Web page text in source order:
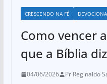
CRESCENDO NA FÉ
Como vencer
que a Bíblia diz
04/06/2026 Pr Reginaldo